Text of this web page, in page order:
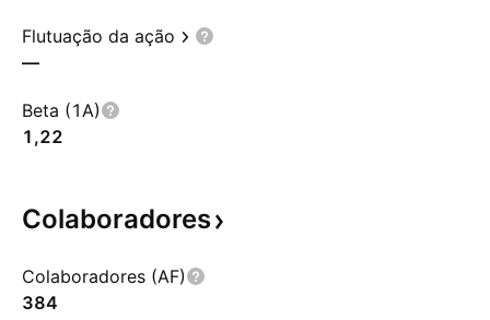
Flutuação da ação
—
Beta (1A)
1,22
Colaboradores
Colaboradores (AF)
384